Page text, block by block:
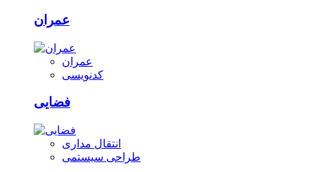
عمران
عمران
کدنویسی
فضایی
انتقال مداری
طراحی سیستمی